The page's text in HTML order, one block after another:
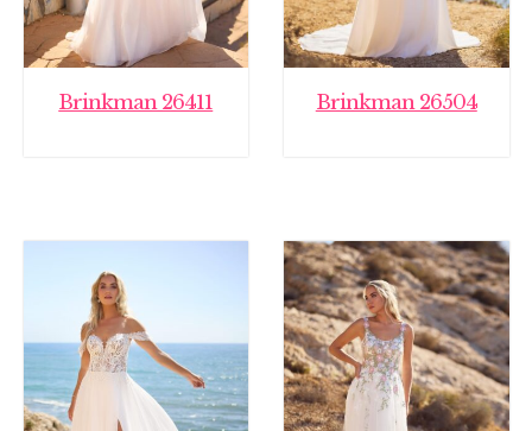
Brinkman 26411 Brinkman 26504